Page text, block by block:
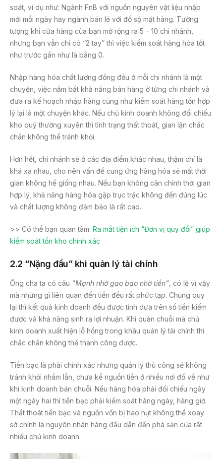
soát, ví dụ như: Ngành FnB với nguồn nguyên vật liệu nhập
mới mỗi ngày hay ngành bán lẻ với đồ sộ mặt hàng. Tưởng
tượng khi cửa hàng của bạn mở rộng ra 5 – 10 chi nhánh,
nhưng bạn vẫn chỉ có “2 tay” thì việc kiểm soát hàng hóa tốt
như trước gần như là bằng 0.
Nhập hàng hóa chất lượng đồng đều ở mỗi chi nhánh là một
chuyện, việc nắm bắt khả năng bán hàng ở từng chi nhánh và
đưa ra kế hoạch nhập hàng cũng như kiểm soát hàng tồn hợp
lý lại là một chuyện khác. Nếu chủ kinh doanh không đối chiếu
kho quỹ thường xuyên thì tình trạng thất thoát, gian lận chắc
chắn không thể tránh khỏi.
Hơn hết, chi nhánh sẽ ở các địa điểm khác nhau, thậm chí là
khá xa nhau, cho nên vấn đề cung ứng hàng hóa sẽ mất thời
gian không hề giống nhau. Nếu bạn không cân chỉnh thời gian
hợp lý, khả năng hàng hóa gặp trục trặc không đến đúng lúc
và chất lượng không đảm bảo là rất cao.
>> Có thể bạn quan tâm: Ra mắt tiện ích “Đơn vị quy đổi” giúp
kiểm soát tồn kho chính xác
2.2 “Nặng đầu” khi quản lý tài chính
Ông cha ta có câu “Mạnh nhờ gạo bạo nhờ tiền”, có lẽ vì vậy
mà những gì liên quan đến tiền đều rất phức tạp. Chung quy
lại thì kết quả kinh doanh đều được tính dựa trên số tiền kiếm
được và khả năng sinh ra lợi nhuận. Khi quản chuỗi mà chủ
kinh doanh xuất hiện lỗ hổng trong khâu quản lý tài chính thì
chắc chắn không thể thành công được.
Tiền bạc là phải chính xác nhưng quản lý thủ công sẽ không
tránh khỏi nhầm lẫn, chưa kể nguồn tiền ở nhiều nơi đổ về như
khi kinh doanh bán chuỗi. Nếu hàng hóa phải đối chiếu ngày
một ngày hai thì tiền bạc phải kiểm soát hàng ngày, hàng giờ.
Thất thoát tiền bạc và nguồn vốn bị hao hụt không thể xoay
sở chính là nguyên nhân hàng đầu dẫn đến phá sản của rất
nhiều chủ kinh doanh.